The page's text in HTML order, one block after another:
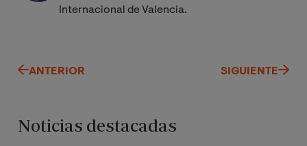
Internacional de Valencia.
ANTERIOR SIGUIENTE
Noticias destacadas